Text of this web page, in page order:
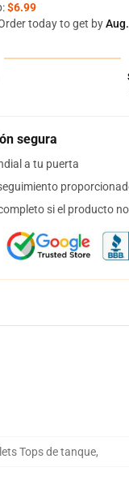
$6.99
today to get by
segura
a tu puerta
si el producto
Tops de tanque,